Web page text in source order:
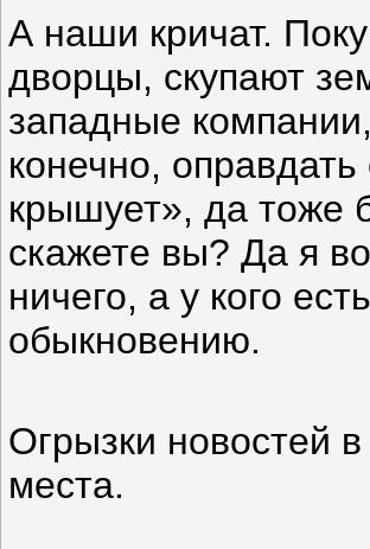
А наши кричат.
дворцы, скупают
западные
конечно,
крышует», да тоже
скажете вы? Да я
ничего, а у кого
обыкновению.
Огрызки новостей
места.